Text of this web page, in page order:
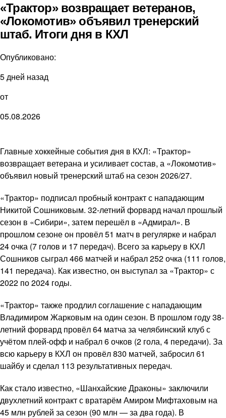
«Трактор» возвращает ветеранов,
«Локомотив» объявил тренерский
штаб. Итоги дня в КХЛ
Опубликовано:
5 дней назад
от
05.08.2026
Главные хоккейные события дня в КХЛ: «Трактор»
возвращает ветерана и усиливает состав, а «Локомотив»
объявил новый тренерский штаб на сезон 2026/27.
«Трактор» подписал пробный контракт с нападающим
Никитой Сошниковым. 32-летний форвард начал прошлый
сезон в «Сибири», затем перешёл в «Адмирал». В
прошлом сезоне он провёл 51 матч в регулярке и набрал
24 очка (7 голов и 17 передач). Всего за карьеру в КХЛ
Сошников сыграл 466 матчей и набрал 252 очка (111 голов,
141 передача). Как известно, он выступал за «Трактор» с
2022 по 2024 годы.
«Трактор» также продлил соглашение с нападающим
Владимиром Жарковым на один сезон. В прошлом году 38-
летний форвард провёл 64 матча за челябинский клуб с
учётом плей-офф и набрал 6 очков (2 гола, 4 передачи). За
всю карьеру в КХЛ он провёл 830 матчей, забросил 61
шайбу и сделал 113 результативных передач.
Как стало известно, «Шанхайские Драконы» заключили
двухлетний контракт с вратарём Амиром Мифтаховым на
45 млн рублей за сезон (90 млн — за два года). В